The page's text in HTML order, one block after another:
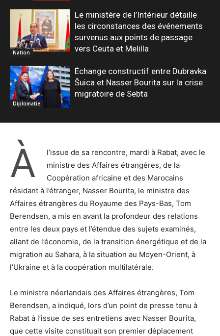
Nation
Le ministère de l’Intérieur détaille
les circonstances des événements
survenus aux points de passage
vers Ceuta et Melilla
Diplomatie
Échange constructif entre Dubravka
Šuica et Nasser Bourita sur la crise
migratoire de Sebta
À
l’issue de sa rencontre, mardi à Rabat, avec le
ministre des Affaires étrangères, de la
Coopération africaine et des Marocains
résidant à l’étranger, Nasser Bourita, le ministre des
Affaires étrangères du Royaume des Pays-Bas, Tom
Berendsen, a mis en avant la profondeur des relations
entre les deux pays et l’étendue des sujets examinés,
allant de l’économie, de la transition énergétique et de la
migration au Sahara, à la situation au Moyen-Orient, à
l’Ukraine et à la coopération multilatérale.
Le ministre néerlandais des Affaires étrangères, Tom
Berendsen, a indiqué, lors d’un point de presse tenu à
Rabat à l’issue de ses entretiens avec Nasser Bourita,
que cette visite constituait son premier déplacement